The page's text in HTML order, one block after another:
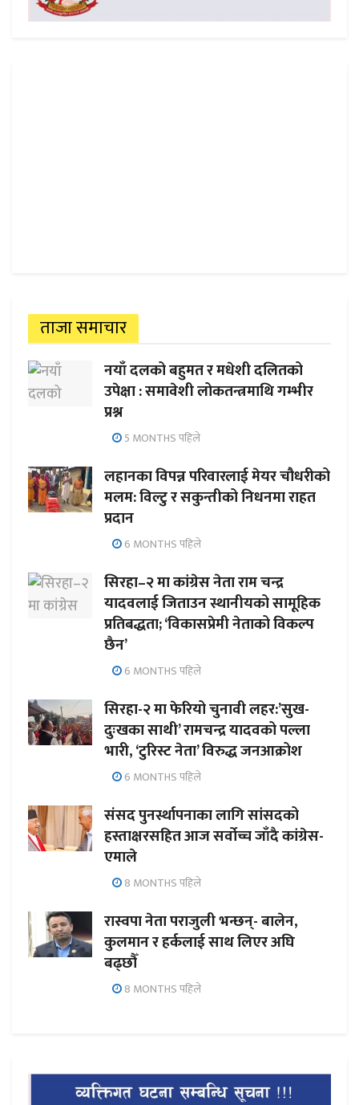
ताजा समाचार
नयाँ दलको बहुमत र मधेशी दलितको
उपेक्षा : समावेशी लोकतन्त्रमाथि गम्भीर
प्रश्न
5 MONTHS पहिले
लहानका विपन्न परिवारलाई मेयर चौधरीको
मलम: विल्टु र सकुन्तीको निधनमा राहत
प्रदान
6 MONTHS पहिले
सिरहा–२ मा कांग्रेस नेता राम चन्द्र
यादवलाई जिताउन स्थानीयको सामूहिक
प्रतिबद्धता; ‘विकासप्रेमी नेताको विकल्प
छैन’
6 MONTHS पहिले
सिरहा-२ मा फेरियो चुनावी लहर:’सुख-
दुःखका साथी’ रामचन्द्र यादवको पल्ला
भारी, ‘टुरिस्ट नेता’ विरुद्ध जनआक्रोश
6 MONTHS पहिले
संसद पुनर्स्थापनाका लागि सांसदको
हस्ताक्षरसहित आज सर्वोच्च जाँदै कांग्रेस-
एमाले
8 MONTHS पहिले
रास्वपा नेता पराजुली भन्छन्- बालेन,
कुलमान र हर्कलाई साथ लिएर अघि
बढ्छौँ
8 MONTHS पहिले